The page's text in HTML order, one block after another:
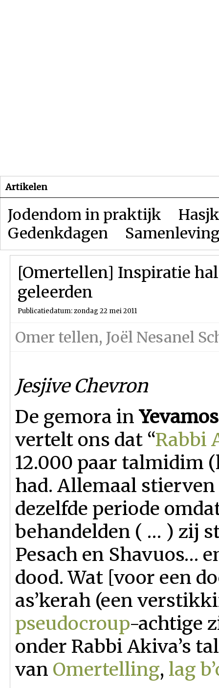
Artikelen
Jodendom in praktijk
Gedenkdagen
[Omertellen] Inspiratie
geleerden
Publicatiedatum: zondag 22 mei 2011
Omer tellen, Joël Nesanel
Jesjive Chevron
De gemora in Yevamos
vertelt ons dat “Rabbi
12.000 paar talmidim
had. Allemaal stierven
dezelfde periode
behandelden ( … ) zij
Pesach en Shavuos…
dood. Wat [voor een
as’kerah (een
pseudocroup-achtige
onder Rabbi Akiva’s
van Omertelling, lag